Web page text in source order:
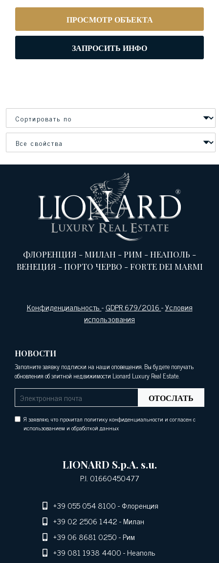
ПРОСМОТР ОБЪЕКТА
ЗАПРОСИТЬ ИНФО
ФЛОРЕНЦИЯ -МИЛАН -РИМ -НЕАПОЛЬ -
ВЕНЕЦИЯ -ПОРТО ЧЕРВО -FORTE DEI MARMI
Конфиденциальность-GDPR 679/2016-Условия
использования
НОВОСТИ
Заполните заявку подписки на наши оповещения. Вы будете получать
обновления об элитной недвижимости Lionard Luxury Real Estate.
ОТОСЛАТЬ
Я заявляю, что прочитал политику конфиденциальности и согласен с
использованием и обработкой данных
LIONARD S.p.A. s.u.
P.I. 01660450477
+39 055 054 8100- Флоренция
+39 02 2506 1442- Милан
+39 06 8681 0250- Рим
+39 081 1938 4400- Неаполь